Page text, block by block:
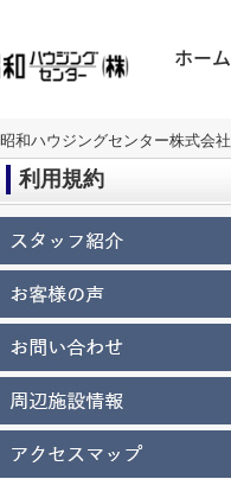
ホーム
昭和ハウジングセンター株式会社
利用規約